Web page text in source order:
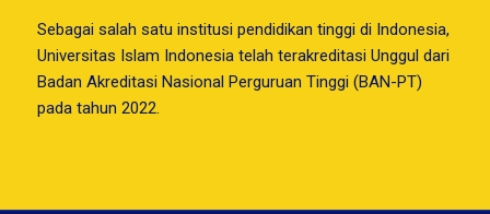
Sebagai salah satu institusi pendidikan tinggi di Indonesia,
Universitas Islam Indonesia telah terakreditasi Unggul dari
Badan Akreditasi Nasional Perguruan Tinggi (BAN-PT)
pada tahun 2022.